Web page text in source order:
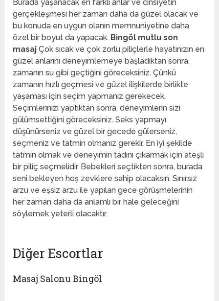
Burada yaşanacak en farklı anlar ve cinsiyetin
gerçekleşmesi her zaman daha da güzel olacak ve
bu konuda en uygun olanın memnuniyetine daha
özel bir boyut da yapacak. Bingöl mutlu son
masaj Çok sıcak ve çok zorlu piliçlerle hayatınızın en
güzel anlarını deneyimlemeye başladıktan sonra,
zamanın su gibi geçtiğini göreceksiniz. Çünkü
zamanın hızlı geçmesi ve güzel ilişkilerde birlikte
yaşaması için seçim yapmanız gerekecek.
Seçimlerinizi yaptıktan sonra, deneyimlerin sizi
gülümsettiğini göreceksiniz. Seks yapmayı
düşünürseniz ve güzel bir gecede gülerseniz,
seçmeniz ve tatmin olmanız gerekir. En iyi şekilde
tatmin olmak ve deneyimin tadını çıkarmak için ateşli
bir piliç seçmelidir. Bebekleri seçtikten sonra, burada
seni bekleyen hoş zevklere sahip olacaksın. Sınırsız
arzu ve eşsiz arzu ile yapılan gece görüşmelerinin
her zaman daha da anlamlı bir hale geleceğini
söylemek yeterli olacaktır.
Diğer Escortlar
Masaj Salonu Bingöl